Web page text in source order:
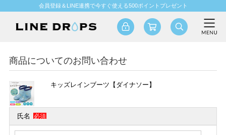
会員登録＆LINE連携で今すぐ使える500ポイントプレゼント
商品についてのお問い合わせ
キッズレインブーツ【ダイナソー】
氏名 必須